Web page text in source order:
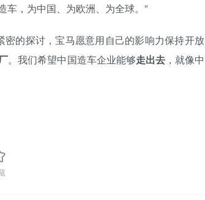
车，为中国、为欧洲、为全球。”
的探讨，宝马愿意用自己的影响力保持开放
。我们希望中国造车企业能够走出去，就像中